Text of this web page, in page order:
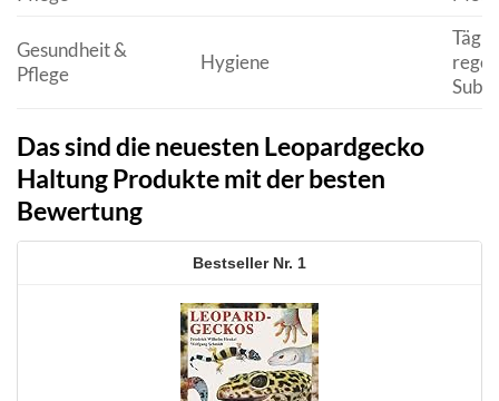
Gesundheit &
Pflege
Hygiene
Das sind die neuesten Leopardgecko
Haltung Produkte mit der besten
Bewertung
1